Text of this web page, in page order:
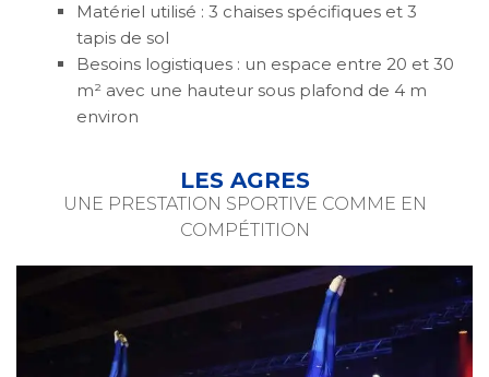
Matériel utilisé : 3 chaises spécifiques et 3
tapis de sol
Besoins logistiques : un espace entre 20 et 30
m² avec une hauteur sous plafond de 4 m
environ
LES AGRES
UNE PRESTATION SPORTIVE COMME EN
COMPÉTITION